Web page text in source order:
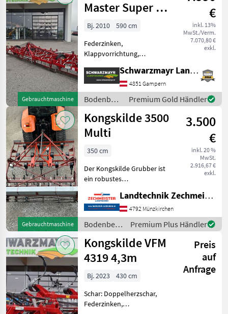
Gebrauchtmaschine
Master Super Q
59
€
inkl. 13%
MwSt./Verm.
7.070,80 €
exkl.
Bj. 2010
590 cm
Federzinken,
Klappvorrichtung,
Scharspitzen EDV: 72126
Federzinkengrubber - mit
Baujahr 2010 - mit
Arbeitsbreite 5, 9m - mit 4
Balken - mit h
Schwarzmayr Landtechnik GmbH - Gampern
4851 Gampern
Bodenbearbeitung
/
Kongskilde
Premium Gold Händler
Gebrauchtmaschine
Kongskilde 3500
Multi
3.500
€
inkl. 20 %
MwSt.
2.916,67 €
exkl.
350 cm
Der Kongskilde Grubber ist
ein robustes
das speziell für die
Bodenbearbeitung
entwickelt wurde. Dieses
Modell, das im Baujahr 2006
herges
Landtechnik Zechmeister GmbH & Co KG
4792 Münzkirchen
Bodenbearbeitung
/
Kongskilde
Premium Plus Händler
Kongskilde VFM
4319 4,3m
Preis
auf
Anfrage
Bj. 2023
430 cm
Schar: Doppelherzschar,
Federzinken,